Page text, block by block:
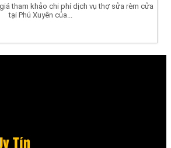
tham khảo chi phí dịch vụ thợ sửa rèm cửa
tại Phú Xuyên của...
Tín